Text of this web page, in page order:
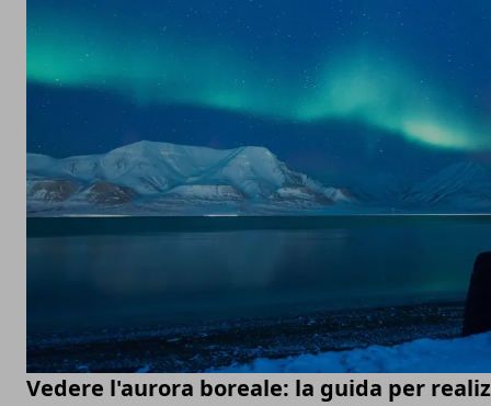
Vedere l'aurora boreale: la guida per